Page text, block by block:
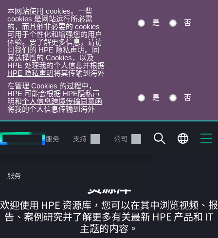
本网站使用 cookies。一些
cookies 是网站运行所必需
的，而其他非必要的 cookies
可用于个性化和增强您的用户
体验。要了解更多信息，请访
问我们的 HPE 隐私声明。同
意选择性的 Cookies，以及
HPE 处理我的个人信息并根据
HPE 隐私声明将其传输到海外
是 否
在管理 Cookies 的过程中，
HPE 可能会根据 HPE隐私声
明和个人信息跨境传输同意函
将我的个人信息传输到海外
是 否
转
到
目
录
服务 支持 公司
服务 资源库
欢迎使用 HPE 资源库，您可以在其中浏览视频、报
告、案例研究并了解更多有关最新 HPE 产品和 IT
主题的内容。